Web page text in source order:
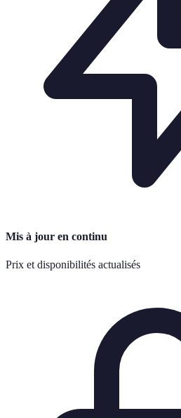
Mis à jour en continu
Prix et disponibilités actualisés